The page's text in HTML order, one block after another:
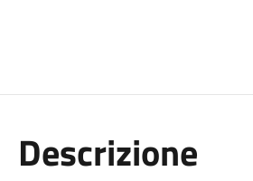
Descrizione